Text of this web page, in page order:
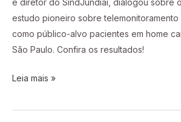
e diretor do SindJundiaí, dialogou sobre
estudo pioneiro sobre
como público-alvo pacientes em home
São Paulo. Confira os resultados!
Leia mais »